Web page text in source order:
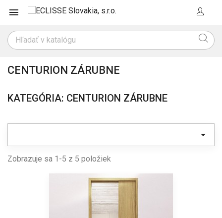

CENTURION ZÁRUBNE
KATEGÓRIA: CENTURION ZÁRUBNE

Zobrazuje sa 1-5 z 5 položiek